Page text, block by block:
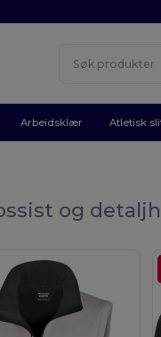
Arbeidsklær Atletisk
og